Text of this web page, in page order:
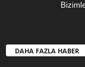
DAHA FAZLA HABER